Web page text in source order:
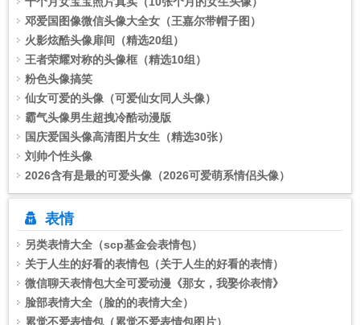
邓爱国图像微信头像大全女（王嘉尔带帽子图）
火影炫酷头像扉间（精选20组）
王者荣耀对称的头像框（精选10组）
粉色头像搞笑
仙女可爱的头像（可爱仙女同人头像）
霸气头像男生超拽冷酷动漫版
国庆爱国头像高清图片女生（精选30张）
刘帅个性头像
2026含有是最的可爱头像（2026可爱萌系情侣头像）
表情
另类表情大全（scp基金会表情包）
关于人生的好看的表情包（关于人生的好看的表情）
微信聊天表情包大全可爱动漫《那女，我娶伱表情》
脸部表情大全（脸的的表情大全）
累觉不爱表情包（累觉不爱表情包图片）